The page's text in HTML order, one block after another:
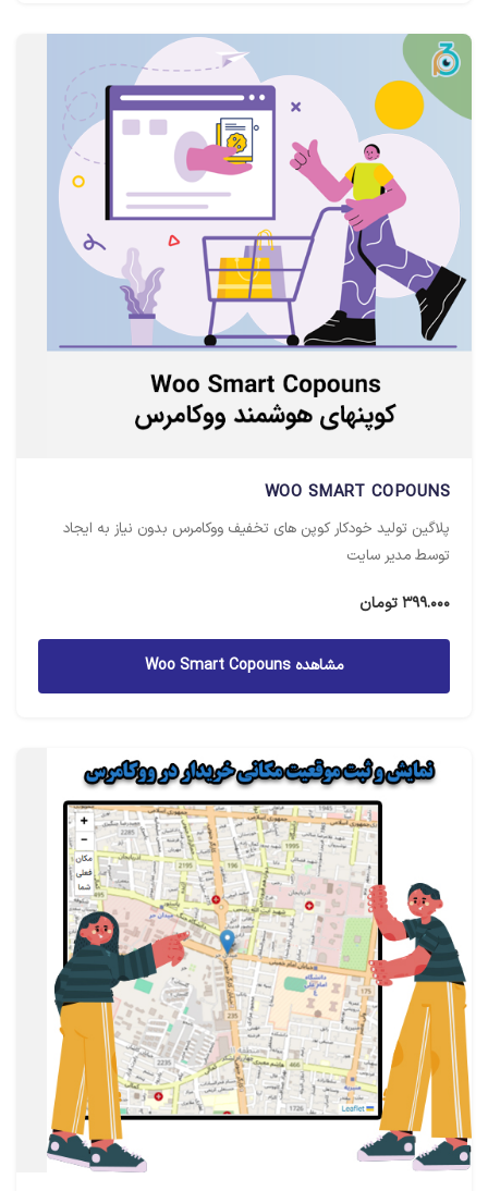
WOO SMART COPOUNS
پلاگین تولید خودکار کوپن های تخفیف ووکامرس بدون نیاز به ایجاد
توسط مدیر سایت
399.000تومان
مشاهده Woo Smart Copouns